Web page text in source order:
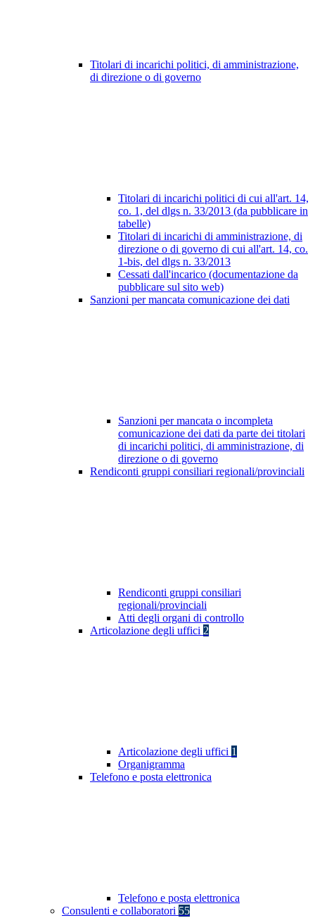
Titolari di incarichi politici, di amministrazione,
di direzione o di governo
Titolari di incarichi politici di cui all'art. 14,
co. 1, del dlgs n. 33/2013 (da pubblicare in
tabelle)
Titolari di incarichi di amministrazione, di
direzione o di governo di cui all'art. 14, co.
1-bis, del dlgs n. 33/2013
Cessati dall'incarico (documentazione da
pubblicare sul sito web)
Sanzioni per mancata comunicazione dei dati
Sanzioni per mancata o incompleta
comunicazione dei dati da parte dei titolari
di incarichi politici, di amministrazione, di
direzione o di governo
Rendiconti gruppi consiliari regionali/provinciali
Rendiconti gruppi consiliari
regionali/provinciali
Atti degli organi di controllo
Articolazione degli uffici 2
Articolazione degli uffici 1
Organigramma
Telefono e posta elettronica
Telefono e posta elettronica
Consulenti e collaboratori 55